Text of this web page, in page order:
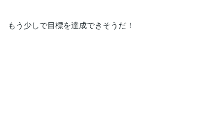
もう少しで目標を達成できそうだ！